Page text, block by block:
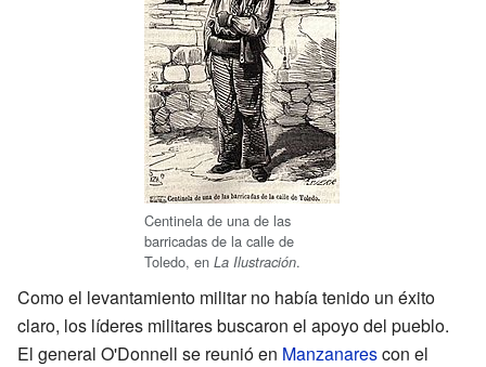
Centinela de una de las
barricadas de la calle de
Toledo, en La Ilustración.
Como el levantamiento militar no había tenido un éxito
claro, los líderes militares buscaron el apoyo del pueblo.
El general O'Donnell se reunió en Manzanarescon el